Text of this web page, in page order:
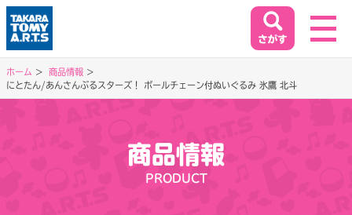
ホーム
閉じる
ホーム
商品情報
にとたん/あんさんぶるスターズ！ ボールチェーン付ぬいぐるみ 氷鷹 北斗
商品情報
PRODUCT